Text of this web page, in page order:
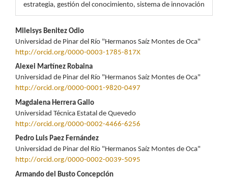
estrategia, gestión del conocimiento, sistema de innovación
Contenido
principal
del
artículo
Mileisys Benitez Odio
Universidad de Pinar del Río "Hermanos Saíz Montes de Oca"
http://orcid.org/0000-0003-1785-817X
Alexei Martínez Robaina
Universidad de Pinar del Río "Hermanos Saíz Montes de Oca"
http://orcid.org/0000-0001-9820-0497
Magdalena Herrera Gallo
Universidad Técnica Estatal de Quevedo
http://orcid.org/0000-0002-4466-6256
Pedro Luis Paez Fernández
Universidad de Pinar del Río "Hermanos Saíz Montes de Oca"
http://orcid.org/0000-0002-0039-5095
Armando del Busto Concepción